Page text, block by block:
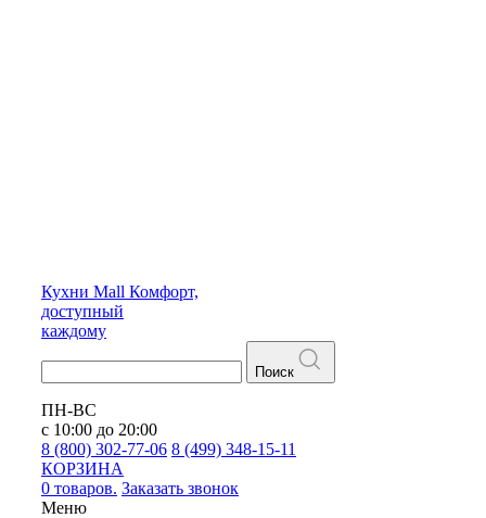
Кухни Mall Комфорт,
доступный
каждому
Поиск
ПН-ВС
с 10:00 до 20:00
8 (800) 302-77-06 8 (499) 348-15-11
КОРЗИНА
0 товаров. Заказать звонок
Меню